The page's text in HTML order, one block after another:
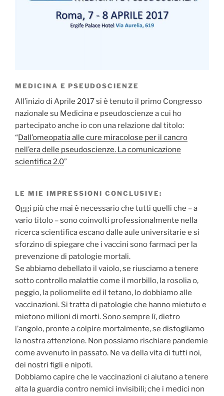
MEDICINA E PSEUDOSCIENZE
All’inizio di Aprile 2017 si è tenuto il primo Congresso
nazionale su Medicina e pseudoscienze a cui ho
partecipato anche io con una relazione dal titolo:
“Dall’omeopatia alle cure miracolose per il cancro
nell’era delle pseudoscienze. La comunicazione
scientifica 2.0”
LE MIE IMPRESSIONI CONCLUSIVE:
Oggi più che mai è necessario che tutti quelli che – a
vario titolo – sono coinvolti professionalmente nella
ricerca scientifica escano dalle aule universitarie e si
sforzino di spiegare che i vaccini sono farmaci per la
prevenzione di patologie mortali.
Se abbiamo debellato il vaiolo, se riusciamo a tenere
sotto controllo malattie come il morbillo, la rosolia o,
peggio, la poliomelite ed il tetano, lo dobbiamo alle
vaccinazioni. Si tratta di patologie che hanno mietuto e
mietono milioni di morti. Sono sempre lì, dietro
l’angolo, pronte a colpire mortalmente, se distogliamo
la nostra attenzione. Non possiamo rischiare pandemie
come avvenuto in passato. Ne va della vita di tutti noi,
dei nostri figli e nipoti.
Dobbiamo capire che le vaccinazioni ci aiutano a tenere
alta la guardia contro nemici invisibili; che i medici non